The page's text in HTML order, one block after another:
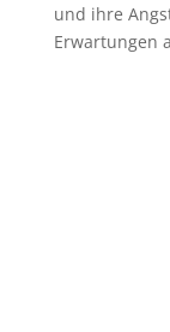
und ihre
Erwartungen